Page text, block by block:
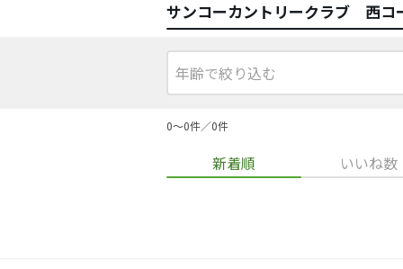
サンコーカントリークラブ 西コ
0〜0件／0件
新着順 いいね数